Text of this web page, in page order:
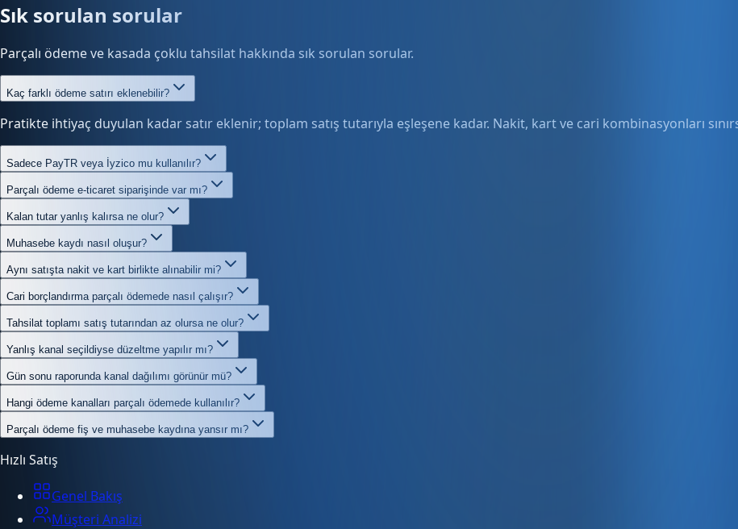
Sık sorulan sorular
Parçalı ödeme ve kasada çoklu tahsilat hakkında sık sorulan sorular.
Kaç farklı ödeme satırı eklenebilir?
Pratikte ihtiyaç duyulan kadar satır eklenir; toplam satış tutarıyla eşleşene kadar. Nakit, kart ve cari kombinasyonları
Sadece PayTR veya İyzico mu kullanılır?
Parçalı ödeme e-ticaret siparişinde var mı?
Kalan tutar yanlış kalırsa ne olur?
Muhasebe kaydı nasıl oluşur?
Aynı satışta nakit ve kart birlikte alınabilir mi?
Cari borçlandırma parçalı ödemede nasıl çalışır?
Tahsilat toplamı satış tutarından az olursa ne olur?
Yanlış kanal seçildiyse düzeltme yapılır mı?
Gün sonu raporunda kanal dağılımı görünür mü?
Hangi ödeme kanalları parçalı ödemede kullanılır?
Parçalı ödeme fiş ve muhasebe kaydına yansır mı?
Hızlı Satış
Genel Bakış
Müşteri Analizi